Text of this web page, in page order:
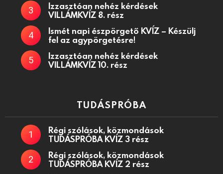
Izzasztóan nehéz kérdések
VILLÁMKVÍZ 8. rész
Ismét napi észpörgető KVÍZ – Készülj
fel az agypörgetésre!
Izzasztóan nehéz kérdések
VILLÁMKVÍZ 10. rész
TUDÁSPRÓBA
Régi szólások, közmondások
TUDÁSPRÓBA KVÍZ 3 rész
Régi szólások, közmondások
TUDÁSPRÓBA KVÍZ 2 rész